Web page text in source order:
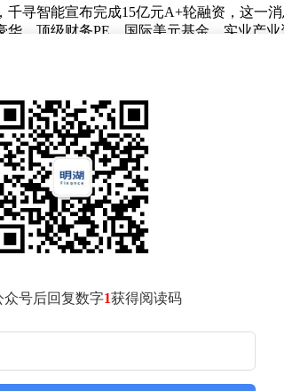
寻智能宣布完成15亿元A+轮融资，这一
，顶级财务PE、国际美元基金、实业产
来，便精准踩中时代风口，迅速集结了庞
融资节奏不断加快，2025年3月完成5.28
关注。
等超一线机构纷纷入场，产业资本和国
磅机构加持。而此次15亿元融资的落地
行业场景规模化商业落地推进。
年3月发布自研Spirit v1 VLA大模型，
Pi0.5，登顶全球第一。而此次，Spirit
模型。
头联合发起的国际公开性具身智能机器
义的“世界级权威主榜单”。千寻智能的
能时代，数据基础设施的支撑至关重要
点。历经7代技术演进，该设备已实现从
众号后回复数字1获得阅读码